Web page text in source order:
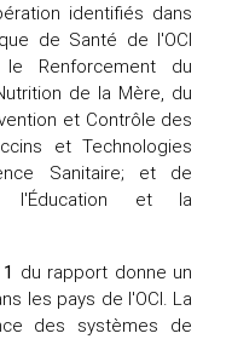
identifiés dans
de Santé de l'OCI
le Renforcement du
de la Mère, du
et Contrôle des
et Technologies
Sanitaire; et de
l'Éducation et la
du rapport donne un
les pays de l'OCI. La
des systèmes de